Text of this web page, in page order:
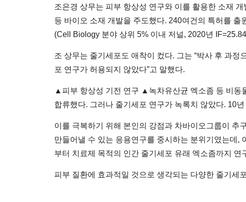
조은경 상무는 피부 항상성 연구와 이를 활용한 소재
등 바이오 소재 개발을 주도했다. 240여건의 특허를 출
(Cell Biology 분야 상위 5% 이내 저널, 2020년
조 상무는 줄기세포도 애착이 컸다. 그는 “박사 후 과정
포 연구가 허용되지 않았다”고 말했다.
▲피부 항상성 기전 연구 ▲녹차유산균 엑소좀 등 비동
합류했다. 그러나 줄기세포 연구가 녹록치 않았다. 10
이를 극복하기 위해 본인의 강점과 차바이오그룹이 추
만들어낼 수 있는 응용연구를 중시하는 분위기였는데,
부터 치료제 목적의 인간 줄기세포 유래 엑소좀까지
피부 질환에 효과적일 것으로 생각되는 다양한 줄기세